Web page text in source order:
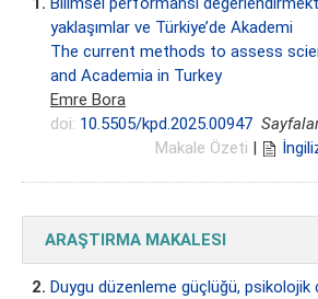
yaklaşımlar ve Türkiye’de Akademi
The current methods to assess
and Academia in Turkey
Emre Bora
doi: 10.5505/kpd.2025.00947
Makale Özeti |
ARAŞTIRMA MAKALESI
2. Duygu düzenleme güçlüğü, psikolojik